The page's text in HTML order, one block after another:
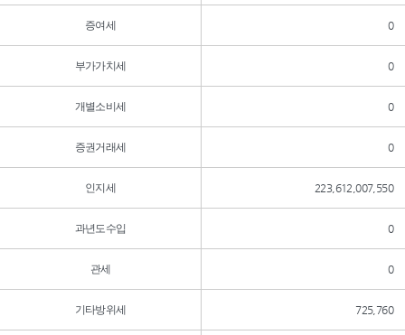
증여세 0
부가가치세 0
개별소비세 0
증권거래세 0
인지세 223,612,007,550
과년도수입 0
관세 0
기타방위세 725,760